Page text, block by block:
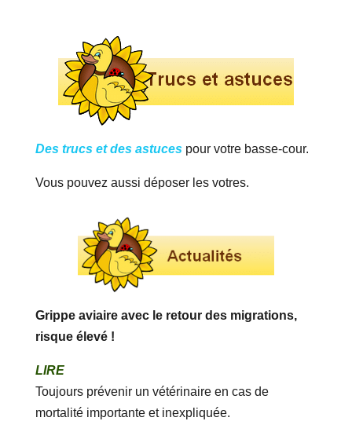
Des trucs et des astucespour votre basse-cour.
Vous pouvez aussi déposer les votres.
Grippe aviaire avec le retour des migrations,
risque élevé !
LIRE
Toujours prévenir un vétérinaire en cas de
mortalité importante et inexpliquée.